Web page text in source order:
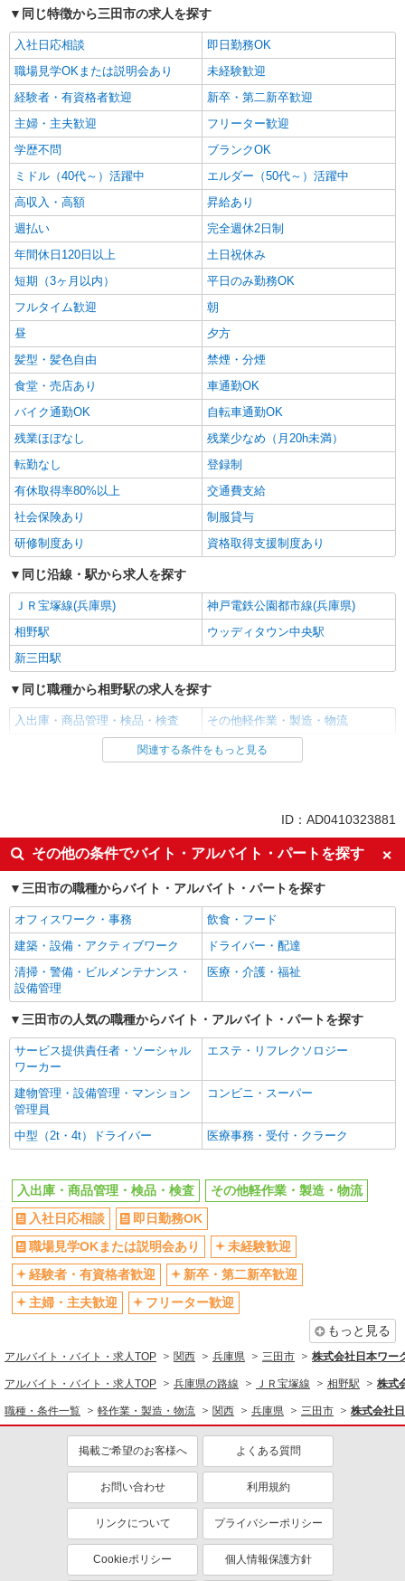
同じ特徴から三田市の求人を探す
入社日応相談
即日勤務OK
職場見学OKまたは説明会あり
未経験歓迎
経験者・有資格者歓迎
新卒・第二新卒歓迎
主婦・主夫歓迎
フリーター歓迎
学歴不問
ブランクOK
ミドル（40代～）活躍中
エルダー（50代～）活躍中
高収入・高額
昇給あり
週払い
完全週休2日制
年間休日120日以上
土日祝休み
短期（3ヶ月以内）
平日のみ勤務OK
フルタイム歓迎
朝
昼
夕方
髪型・髪色自由
禁煙・分煙
食堂・売店あり
車通勤OK
バイク通勤OK
自転車通勤OK
残業ほぼなし
残業少なめ（月20h未満）
転勤なし
登録制
有休取得率80%以上
交通費支給
社会保険あり
制服貸与
研修制度あり
資格取得支援制度あり
同じ沿線・駅から求人を探す
ＪＲ宝塚線(兵庫県)
神戸電鉄公園都市線(兵庫県)
相野駅
ウッディタウン中央駅
新三田駅
同じ職種から相野駅の求人を探す
入出庫・商品管理・検品・検査 その他軽作業・製造・物流
同じ雇用形態から相野駅の求人を探す
入社日応相談
即日勤務OK
職場見学OKまたは説明会あり
未経験歓迎
経験者・有資格者歓迎
新卒・第二新卒歓迎
主婦・主夫歓迎
フリーター歓迎
学歴不問
ブランクOK
ミドル（40代～）活躍中
エルダー（50代～）活躍中
高収入・高額
昇給あり
週払い
完全週休2日制
年間休日120日以上
土日祝休み
短期（3ヶ月以内）
平日のみ勤務OK
フルタイム歓迎
昼
夕方
食堂・売店あり
車通勤OK
バイク通勤OK
残業ほぼなし
残業少なめ（月20h未満）
転勤なし
登録制
有休取得率80%以上
交通費支給
社会保険あり
制服貸与
資格取得支援制度あり
軽作業・製造・物流
入出庫・商品管理・検品・検査
同じ特徴から求人を探す
ミドル（40代～）活躍中
短期（3ヶ月以内）
交通費支給
社会保険あり
関連する条件をもっと見る
ID：AD0410323881
その他の条件でバイト・アルバイト・パートを探す
三田市の職種からバイト・アルバイト・パートを探す
オフィスワーク・事務
飲食・フード
建築・設備・アクティブワーク
ドライバー・配達
清掃・警備・ビルメンテナンス・
設備管理
医療・介護・福祉
三田市の人気の職種からバイト・アルバイト・パートを探す
サービス提供責任者・ソーシャル
ワーカー
エステ・リフレクソロジー
建物管理・設備管理・マンション
管理員
コンビニ・スーパー
中型（2t・4t）ドライバー 医療事務・受付・クラーク
入出庫・商品管理・検品・検査
その他軽作業・製造・物流
入社日応相談
即日勤務OK
職場見学OKまたは説明会あり
未経験歓迎
経験者・有資格者歓迎
新卒・第二新卒歓迎
主婦・主夫歓迎
フリーター歓迎
もっと見る
アルバイト・バイト・求人TOP 関西 兵庫県 三田市 株式会社日本ワー
アルバイト・バイト・求人TOP 兵庫県の路線 ＪＲ宝塚線 相野駅 株式
職種・条件一覧 軽作業・製造・物流 関西 兵庫県 三田市 株式会社
掲載ご希望のお客様へ よくある質問
お問い合わせ 利用規約
リンクについて プライバシーポリシー
Cookieポリシー 個人情報保護方針